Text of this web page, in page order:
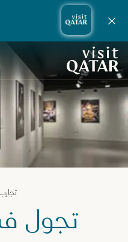
إغلاق الإشعارات
الصفحة الرئيسية لموقع VisitQatar
الثقافة والفنونتجول